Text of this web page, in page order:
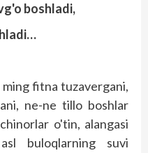
boshladi,
ming fitna tuzavergani,
ne-ne tillo boshlar
o'tin, alangasi
buloqlarning suvi